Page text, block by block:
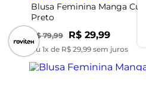
Blusa Feminina Manga
Preto
R$ 79,99 R$ 29,99
ou 1x de R$ 29,99 sem juros